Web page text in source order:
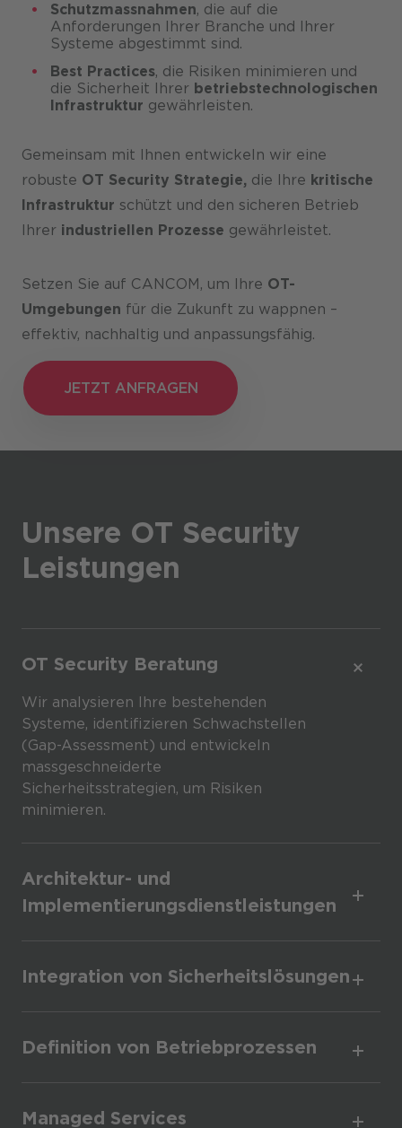
Schutzmassnahmen, die auf die
Anforderungen Ihrer Branche und Ihrer
Systeme abgestimmt sind.
Best Practices, die Risiken minimieren und
die Sicherheit Ihrer betriebstechnologischen
Infrastruktur gewährleisten.
Gemeinsam mit Ihnen entwickeln wir eine
robuste OT Security Strategie, die Ihre kritische
Infrastruktur schützt und den sicheren Betrieb
Ihrer industriellen Prozesse gewährleistet.
Setzen Sie auf CANCOM, um Ihre OT-
Umgebungen für die Zukunft zu wappnen –
effektiv, nachhaltig und anpassungsfähig.
JETZT ANFRAGEN
JETZT ANFRAGEN
Unsere OT Security
Leistungen
OT Security Beratung
Wir analysieren Ihre bestehenden
Systeme, identifizieren Schwachstellen
(Gap-Assessment) und entwickeln
massgeschneiderte
Sicherheitsstrategien, um Risiken
minimieren.
Architektur- und
Implementierungsdienstleistungen
Integration von Sicherheitslösungen
Definition von Betriebprozessen
Managed Services